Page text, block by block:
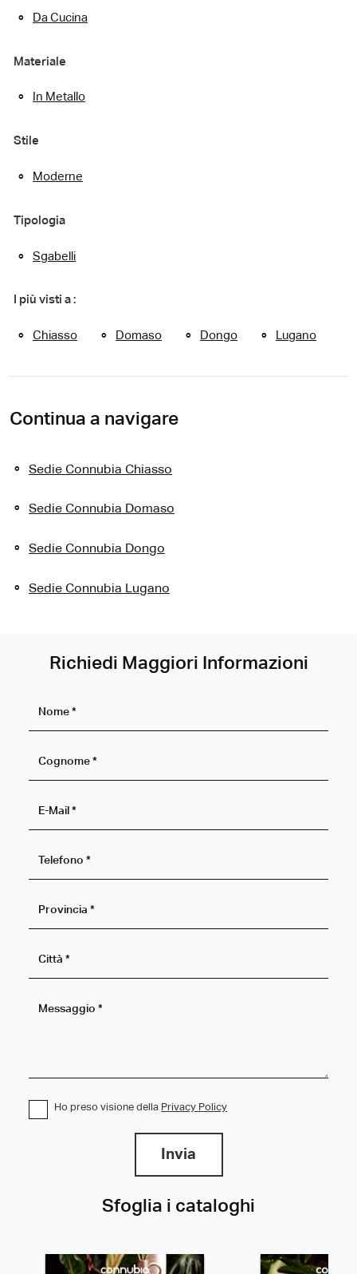
Da Cucina
Materiale
In Metallo
Stile
Moderne
Tipologia
Sgabelli
I più visti a :
Chiasso Domaso Dongo Lugano
Continua a navigare
Sedie Connubia Chiasso
Sedie Connubia Domaso
Sedie Connubia Dongo
Sedie Connubia Lugano
Sfoglia i cataloghi
Richiedi Maggiori Informazioni
Ho preso visione della Privacy Policy
Invia